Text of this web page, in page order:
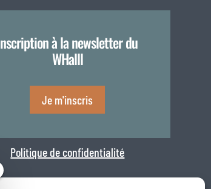
à la newsletter du
WHalll
Je m'inscris
Politique de confidentialité